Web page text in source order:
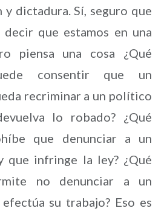
dictadura. Sí, seguro que
que estamos en una
piensa una cosa ¿Qué
consentir que un
recriminar a un político
lo robado? ¿Qué
que denunciar a un
que infringe la ley? ¿Qué
no denunciar a un
su trabajo? Eso es